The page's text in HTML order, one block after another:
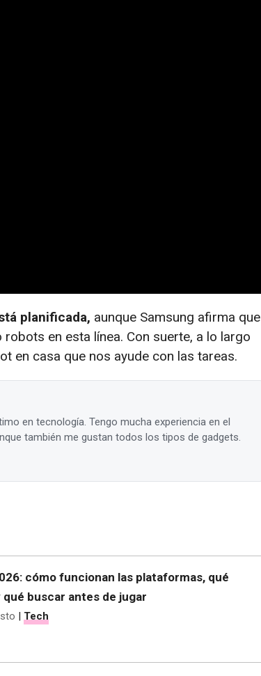
planificada, aunque Samsung afirma que
en esta línea. Con suerte, a lo largo
en casa que nos ayude con las tareas.
en tecnología. Tengo mucha experiencia en el
también me gustan todos los tipos de gadgets.
cómo funcionan las plataformas, qué
buscar antes de jugar
| Tech